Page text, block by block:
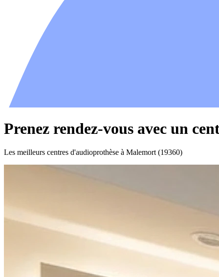
Prenez rendez-vous avec un
Les meilleurs centres d'audioprothèse à Malemort (19360)